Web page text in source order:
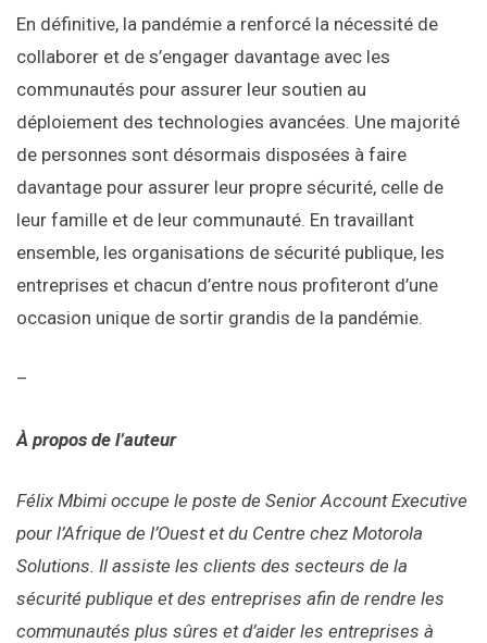
En définitive, la pandémie a renforcé la nécessité de
collaborer et de s’engager davantage avec les
communautés pour assurer leur soutien au
déploiement des technologies avancées. Une majorité
de personnes sont désormais disposées à faire
davantage pour assurer leur propre sécurité, celle de
leur famille et de leur communauté. En travaillant
ensemble, les organisations de sécurité publique, les
entreprises et chacun d’entre nous profiteront d’une
occasion unique de sortir grandis de la pandémie.
–
À propos de l’auteur
Félix Mbimi occupe le poste de Senior Account Executive
pour l’Afrique de l’Ouest et du Centre chez Motorola
Solutions. Il assiste les clients des secteurs de la
sécurité publique et des entreprises afin de rendre les
communautés plus sûres et d’aider les entreprises à